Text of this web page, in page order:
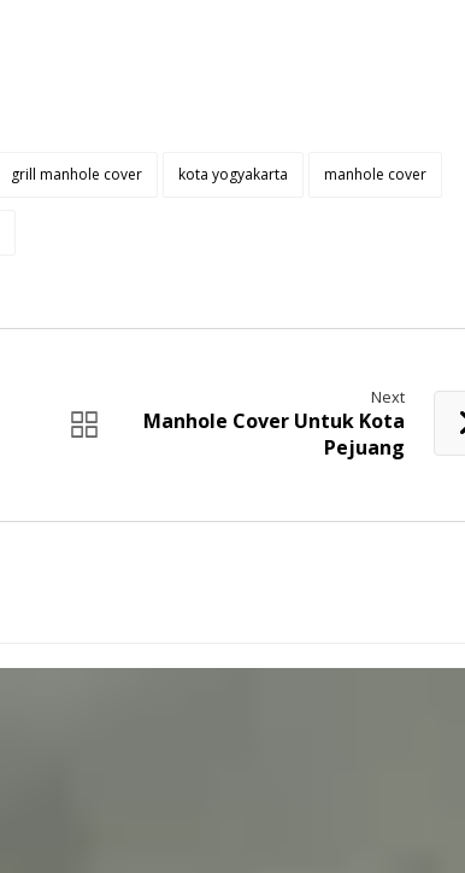
grill manhole cover kota yogyakarta manhole cover
Next
Manhole Cover Untuk Kota
Pejuang